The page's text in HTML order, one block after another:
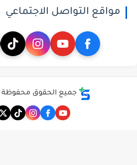
مواقع التواصل الاجتماعي
جميع الحقوق محفوظة ©